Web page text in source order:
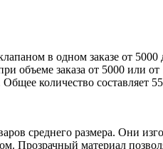
в одном заказе от
объеме заказа от 5000 или
количество составляет
среднего размера. Они
материал